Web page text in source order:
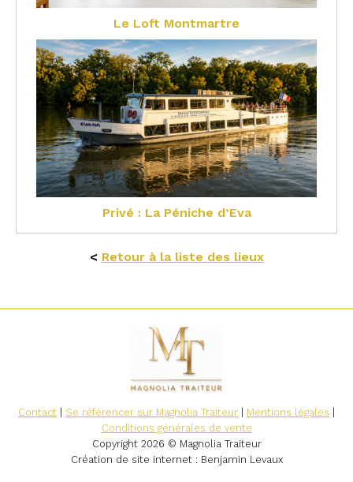
Le Loft Montmartre
Privé : La Péniche d’Eva
< Retour à la liste des lieux
Contact Se référencer sur Magnolia Traiteur Mentions légales
Conditions générales de vente
Copyright 2026 © Magnolia Traiteur
Création de site internet: Benjamin Levaux